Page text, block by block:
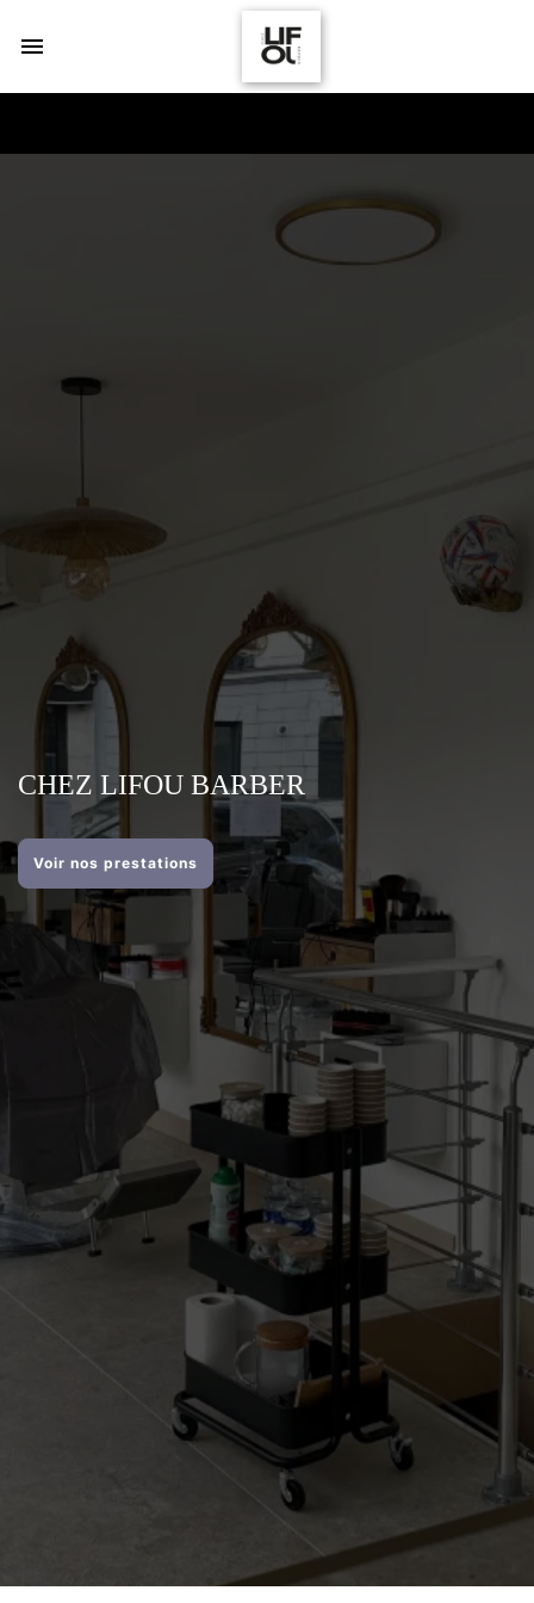
CHEZ LIFOU BARBER
Voir nos prestations